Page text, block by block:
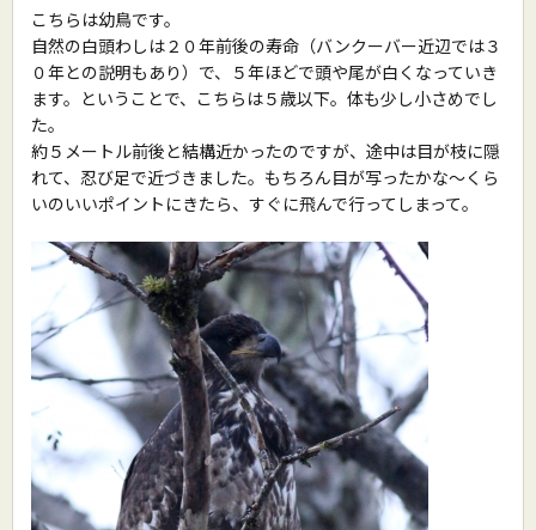
こちらは幼鳥です。
自然の白頭わしは２０年前後の寿命（バンクーバー近辺では３
０年との説明もあり）で、５年ほどで頭や尾が白くなっていき
ます。ということで、こちらは５歳以下。体も少し小さめでし
た。
約５メートル前後と結構近かったのですが、途中は目が枝に隠
れて、忍び足で近づきました。もちろん目が写ったかな〜くら
いのいいポイントにきたら、すぐに飛んで行ってしまって。